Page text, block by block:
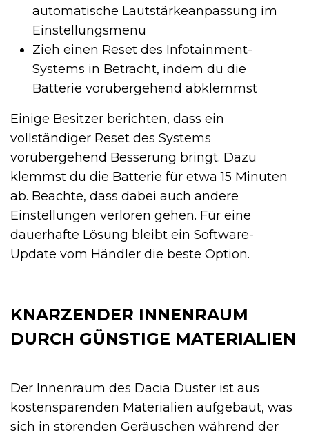
automatische Lautstärkeanpassung im
Einstellungsmenü
Zieh einen Reset des Infotainment-
Systems in Betracht, indem du die
Batterie vorübergehend abklemmst
Einige Besitzer berichten, dass ein
vollständiger Reset des Systems
vorübergehend Besserung bringt. Dazu
klemmst du die Batterie für etwa 15 Minuten
ab. Beachte, dass dabei auch andere
Einstellungen verloren gehen. Für eine
dauerhafte Lösung bleibt ein Software-
Update vom Händler die beste Option.
KNARZENDER INNENRAUM
DURCH GÜNSTIGE MATERIALIEN
Der Innenraum des Dacia Duster ist aus
kostensparenden Materialien aufgebaut, was
sich in störenden Geräuschen während der